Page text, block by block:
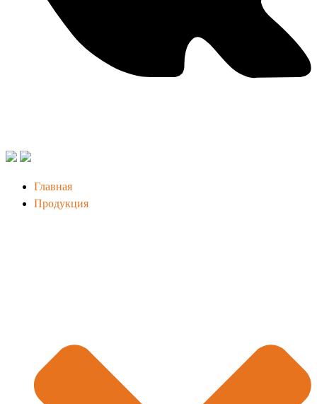
Главная
Продукция